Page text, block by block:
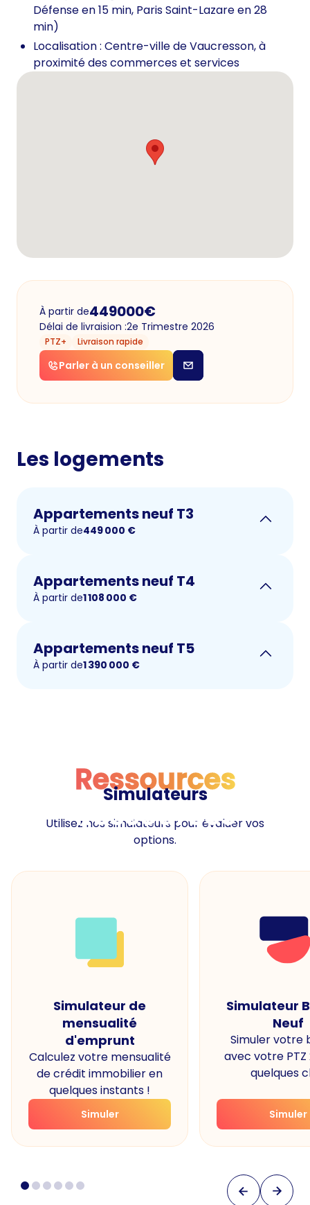
Défense en 15 min, Paris Saint-Lazare en 28
min)
Localisation : Centre-ville de Vaucresson, à
proximité des commerces et services
À partir de449000€
Délai de livraision :2e Trimestre 2026
PTZ+ Livraison rapide
Parler à un conseiller
Les logements
Appartements neuf T3
À partir de449 000 €
Appartements neuf T4
À partir de1 108 000 €
Appartements neuf T5
À partir de1 390 000 €
Ressources
Ressources
Simulateurs
Utilisez nos simulateurs pour évaluer vos
options.
Simulateur de
mensualité
d'emprunt
Calculez votre mensualité
de crédit immobilier en
quelques instants !
Simuler
Simulateur
Neuf
Simuler votre
avec votre PTZ
quelques
Simuler